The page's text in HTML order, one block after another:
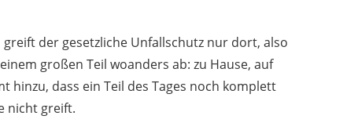
der gesetzliche Unfallschutz nur dort, also
großen Teil woanders ab: zu Hause, auf
hinzu, dass ein Teil des Tages noch komplett
nicht greift.